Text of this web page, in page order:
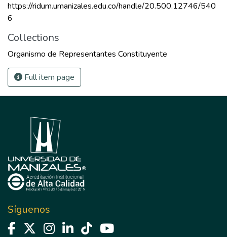
https://ridum.umanizales.edu.co/handle/20.500.12746/540
6
Collections
Organismo de Representantes Constituyente
Full item page
Síguenos